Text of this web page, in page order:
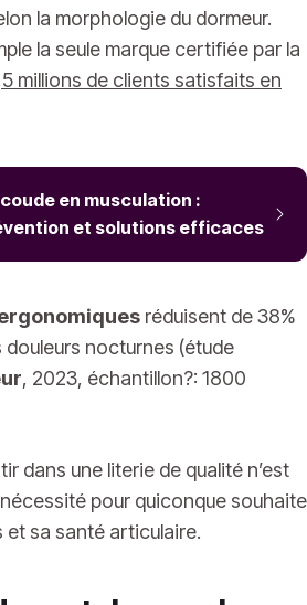
la morphologie du dormeur.
la seule marque certifiée par la
millions de clients satisfaits en
en musculation :
et solutions efficaces
réduisent de 38%
douleurs nocturnes (étude
, 2023, échantillon?: 1800
dans une literie de qualité n’est
pour quiconque souhaite
et sa santé articulaire.